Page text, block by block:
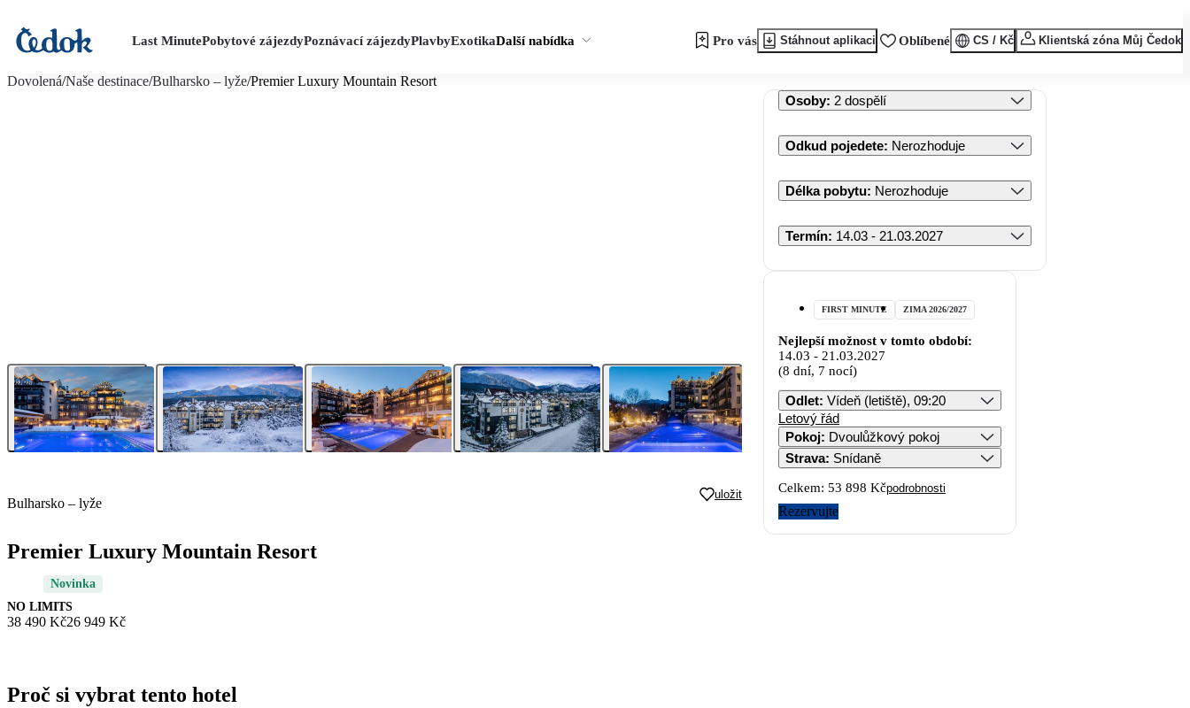
Last MinutePobytové zájezdyPoznávací zájezdyPlavbyExotikaDalší nabídka Pro vás Stáhnout aplikaci Oblíbené CS / Kč Klientská zóna Můj Čedok
Dovolená/Naše destinace/Bulharsko – lyže/Premier Luxury Mountain Resort
Bulharsko – lyže
uložit
Premier Luxury Mountain Resort
Novinka
NO LIMITS
38 490 Kč26 949 Kč
Proč si vybrat tento hotel
Osoby: 2 dospělí
Odkud pojedete: Nerozhoduje
Délka pobytu: Nerozhoduje
Termín: 14.03 - 21.03.2027
FIRST MINUTE ZIMA 2026/2027
Nejlepší možnost v tomto období:
14.03 - 21.03.2027
(8 dní, 7 nocí)
Odlet: Vídeň (letiště), 09:20
Letový řád
Pokoj: Dvoulůžkový pokoj
Strava: Snídaně
Celkem: 53 898 Kčpodrobnosti
Rezervujte